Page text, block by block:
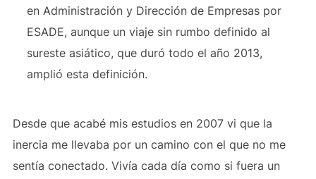
en Administración y Dirección de Empresas por
ESADE, aunque un viaje sin rumbo definido al
sureste asiático, que duró todo el año 2013,
amplió esta definición.
Desde que acabé mis estudios en 2007 vi que la
inercia me llevaba por un camino con el que no me
sentía conectado. Vivía cada día como si fuera un